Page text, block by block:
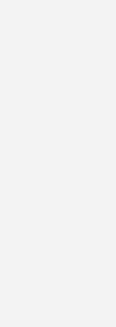
Auflage: Techniktrends für
Wohngebäude mit
Laden.
oder für Unternehmen,
Investition in Solarstrom
kundigen Planer und
komplexe
installieren und nutzen –
Strom,
und die richtigen Fragen
zu verschiedenen
um die saubere
über die finanzielle
Österreich und
Rechte und Pflichten mit
sind. Vereinfachungen ab